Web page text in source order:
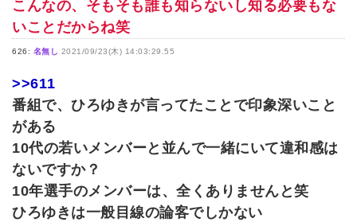
こんなの、そもそも誰も知らないし知る必要もな
いことだからね笑
626: 名無し 2021/09/23(木) 14:03:29.55
>>611
番組で、ひろゆきが言ってたことで印象深いこと
がある
10代の若いメンバーと並んで一緒にいて違和感は
ないですか？
10年選手のメンバーは、全くありませんと笑
ひろゆきは一般目線の論客でしかない